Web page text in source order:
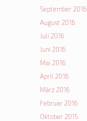
September 2016
August 2016
Juli 2016
Juni 2016
Mai 2016
April 2016
März 2016
Februar 2016
Oktober 2015